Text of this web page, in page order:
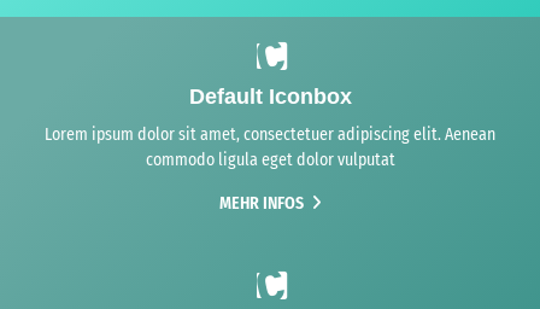
Default Iconbox
Lorem ipsum dolor sit amet, consectetuer adipiscing elit. Aenean
commodo ligula eget dolor vulputat
MEHR INFOS